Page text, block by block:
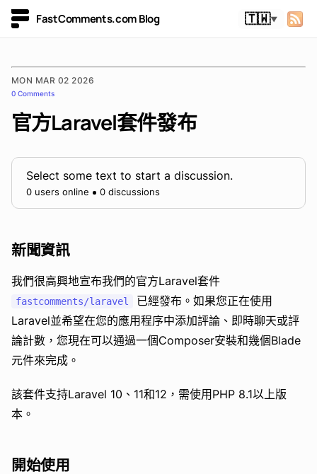
FastComments.com Blog 🇹🇼▼
MON MAR 02 2026
0 Comments
官方Laravel套件發布
Select some text to start a discussion.
0 users online 0 discussions
新聞資訊
我們很高興地宣布我們的官方Laravel套件
fastcomments/laravel
已經發布。如果您正在使用
Laravel並希望在您的應用程序中添加評論、即時聊天或評
論計數，您現在可以通過一個Composer安裝和幾個Blade
元件來完成。
該套件支持Laravel 10、11和12，需使用PHP 8.1以上版
本。
開始使用